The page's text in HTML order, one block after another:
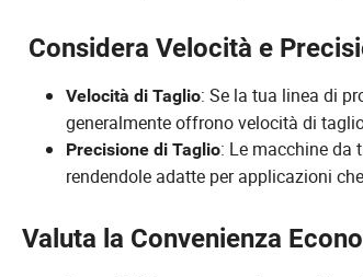
Considera Velocità e
Velocità di Taglio: Se la tua linea di
generalmente offrono velocità di
Precisione di Taglio: Le macchine da
rendendole adatte per applicazioni
Valuta la Convenienza